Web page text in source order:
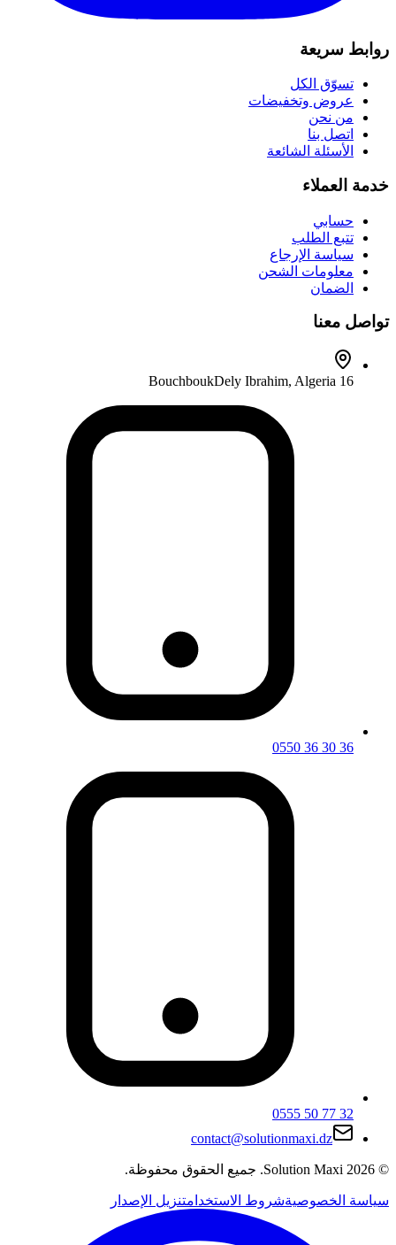
روابط سريعة
تسوّق الكل
عروض وتخفيضات
من نحن
اتصل بنا
الأسئلة الشائعة
خدمة العملاء
حسابي
تتبع الطلب
سياسة الإرجاع
معلومات الشحن
الضمان
تواصل معنا
16 Bouchbouk
Dely Ibrahim, Algeria
0550 36 30 36
0555 50 77 32
contact@solutionmaxi.dz
©
2026
Solution Maxi
. جميع الحقوق محفوظة.
سياسة الخصوصيةشروط الاستخدامتنزيل الإصدار